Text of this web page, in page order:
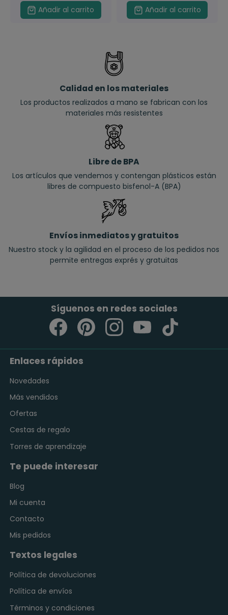
Añadir al carrito
Añadir al carrito
Calidad en los materiales
Los productos realizados a mano se fabrican con los
materiales más resistentes
Libre de BPA
Los artículos que vendemos y contengan plásticos están
libres de compuesto bisfenol-A (BPA)
Envíos inmediatos y gratuitos
Nuestro stock y la agilidad en el proceso de los pedidos nos
permite entregas exprés y gratuitas
Síguenos en redes sociales
Enlaces rápidos
Novedades
Más vendidos
Ofertas
Cestas de regalo
Torres de aprendizaje
Te puede interesar
Blog
Mi cuenta
Contacto
Mis pedidos
Textos legales
Política de devoluciones
Política de envíos
Términos y condiciones